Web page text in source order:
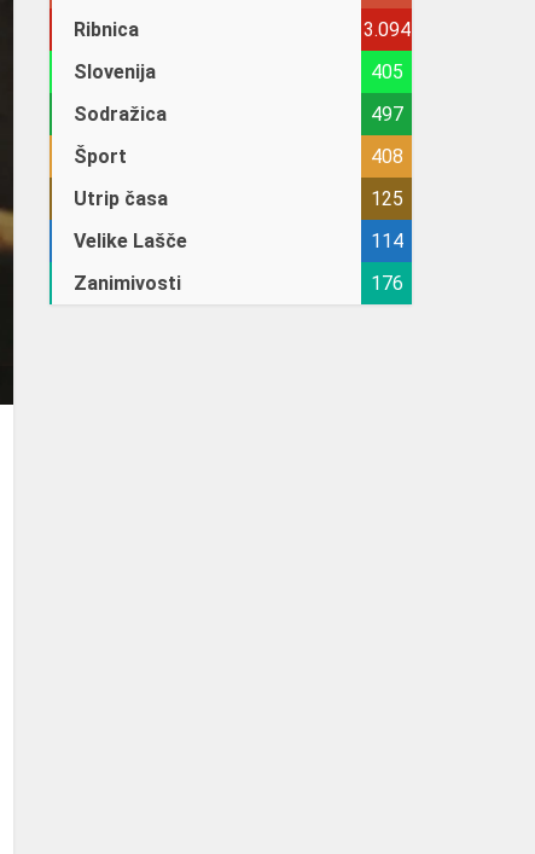
Ribnica
3.094
Slovenija
405
Sodražica
497
Šport
408
Utrip časa
125
Velike Lašče
114
Zanimivosti
176